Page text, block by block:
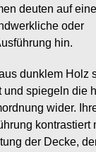
deuten auf
oder
hin.
dunklem Holz
und spiegeln die
wider.
kontrastiert
der Decke,